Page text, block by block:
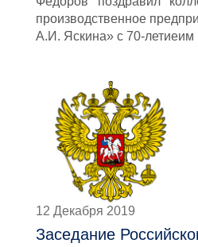
производственное
А.И. Яскина» с 70-летиеим
12 Декабря 2019
Заседание